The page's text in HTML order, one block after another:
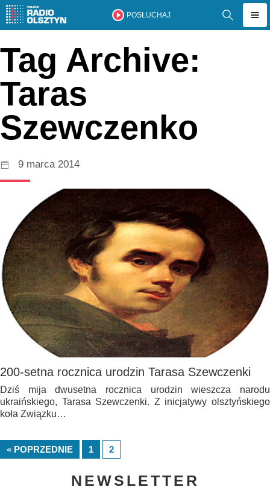
POSŁUCHAJ
Tag Archive:
Taras
Szewczenko
9 marca 2014
200-setna rocznica urodzin Tarasa Szewczenki
Dziś mija dwusetna rocznica urodzin wieszcza narodu
ukraińskiego, Tarasa Szewczenki. Z inicjatywy olsztyńskiego
koła Związku…
« POPRZEDNIE 1 2
NEWSLETTER